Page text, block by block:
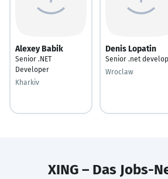
Alexey Babik
Senior .NET
Developer
Kharkiv
Denis Lopatin
Senior .net
Wroclaw
XING – Das Jobs-